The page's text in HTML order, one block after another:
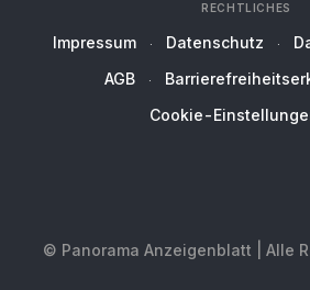
RECHTLICHES
Impressum Datenschutz
AGB
Cookie-
© Panorama Anzeigenblatt | Alle